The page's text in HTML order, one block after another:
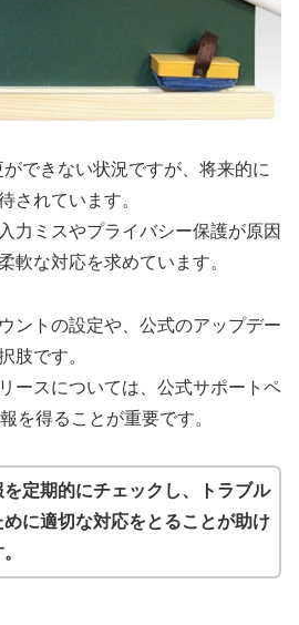
できない状況ですが、将来的に
されています。
力ミスやプライバシー保護が原因
軟な対応を求めています。
ントの設定や、公式のアップデー
肢です。
ースについては、公式サポートペ
を得ることが重要です。
定期的にチェックし、トラブル
めに適切な対応をとることが助け